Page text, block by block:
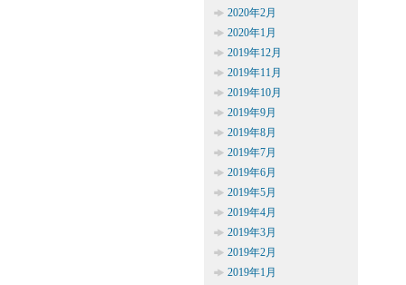
2020年2月
2020年1月
2019年12月
2019年11月
2019年10月
2019年9月
2019年8月
2019年7月
2019年6月
2019年5月
2019年4月
2019年3月
2019年2月
2019年1月